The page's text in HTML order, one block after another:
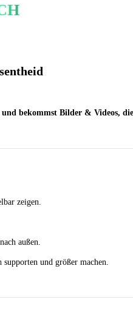
bekommst Bilder & Videos,
zeigen.
außen.
und größer machen.